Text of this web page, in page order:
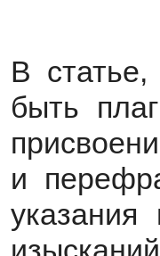
В
быть
и